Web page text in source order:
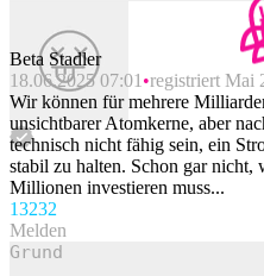
Beta Stadler
18.06.2025 07:01 registriert Mai
Wir können für mehrere
unsichtbarer Atomkerne, aber
technisch nicht fähig sein, ein
stabil zu halten. Schon gar nicht,
Millionen investieren muss...
13232
Melden